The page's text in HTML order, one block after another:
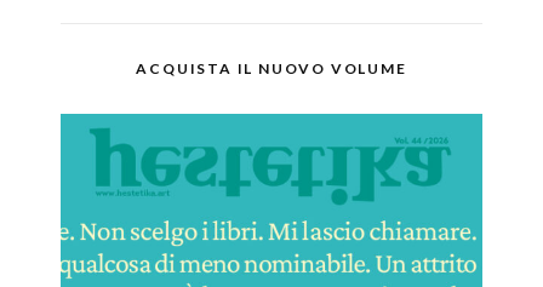
ACQUISTA IL NUOVO VOLUME